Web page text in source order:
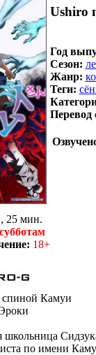
Ushiro
Год
Сезон:
Жанр:
Теги:
Перевод
25 мин.
18+
Камуи
по имени